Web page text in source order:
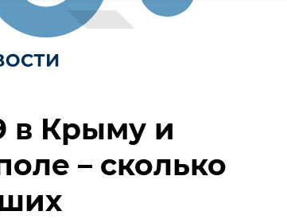
в Крыму и
– сколько